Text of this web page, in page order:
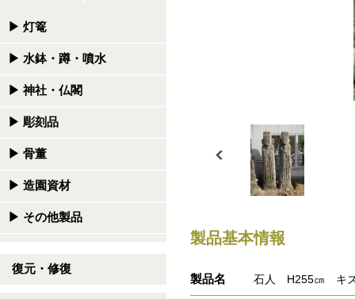
▶ 灯篭
▶ 水鉢・蹲・噴水
▶ 神社・仏閣
▶ 彫刻品
▶ 骨董
▶ 造園資材
▶ その他製品
復元・修復
製品基本情報
製品名 石人 H255㎝ キ